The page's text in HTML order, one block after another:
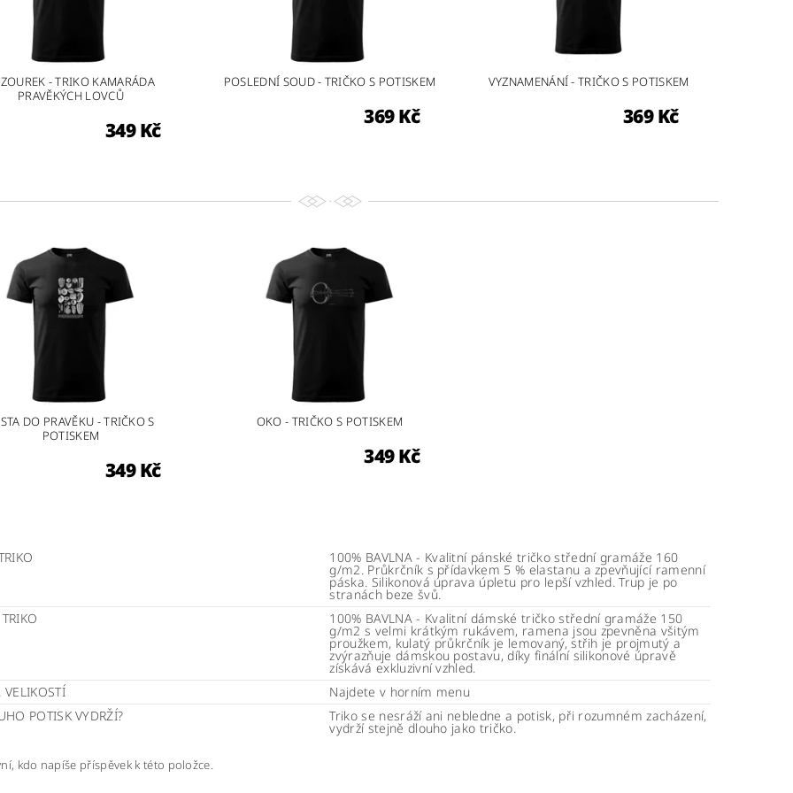
- TRIKO KAMARÁDA
PRAVĚKÝCH LOVCŮ
349 Kč
POSLEDNÍ SOUD - TRIČKO S POTISKEM
369 Kč
VYZNAMENÁNÍ - TRIČKO S POTISKEM
369 Kč
DO PRAVĚKU - TRIČKO S
POTISKEM
349 Kč
OKO - TRIČKO S POTISKEM
349 Kč
100% BAVLNA - Kvalitní pánské tričko střední gramáže 160
g/m2. Průkrčník s přídavkem 5 % elastanu a zpevňující ramenní
páska. Silikonová úprava úpletu pro lepší vzhled. Trup je po
stranách beze švů.
100% BAVLNA - Kvalitní dámské tričko střední gramáže 150
g/m2 s velmi krátkým rukávem, ramena jsou zpevněna všitým
proužkem, kulatý průkrčník je lemovaný, střih je projmutý a
zvýrazňuje dámskou postavu, díky finální silikonové úpravě
získává exkluzivní vzhled.
VELIKOSTÍ
Najdete v horním menu
POTISK VYDRŽÍ?
Triko se nesráží ani nebledne a potisk, při rozumném zacházení,
vydrží stejně dlouho jako tričko.
kdo napíše příspěvek k této položce.